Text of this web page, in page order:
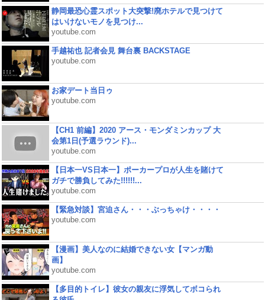
静岡最恐心霊スポット大突撃!廃ホテルで見つけて
はいけないモノを見つけ...
youtube.com
手越祐也 記者会見 舞台裏 BACKSTAGE
youtube.com
お家デート当日ゥ
youtube.com
【CH1 前編】2020 アース・モンダミンカップ 大
会第1日(予選ラウンド)...
youtube.com
【日本一VS日本一】ポーカープロが人生を賭けて
ガチで勝負してみた!!!!!!...
youtube.com
【緊急対談】宮迫さん・・・ぶっちゃけ・・・・
youtube.com
【漫画】美人なのに結婚できない女【マンガ動
画】
youtube.com
【多目的トイレ】彼女の親友に浮気してボコられ